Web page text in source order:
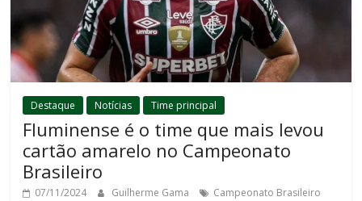
Destaque Notícias Time principal
Fluminense é o time que mais levou
cartão amarelo no Campeonato
Brasileiro
07/11/2024 Guilherme Gama
Campeonato Brasileiro